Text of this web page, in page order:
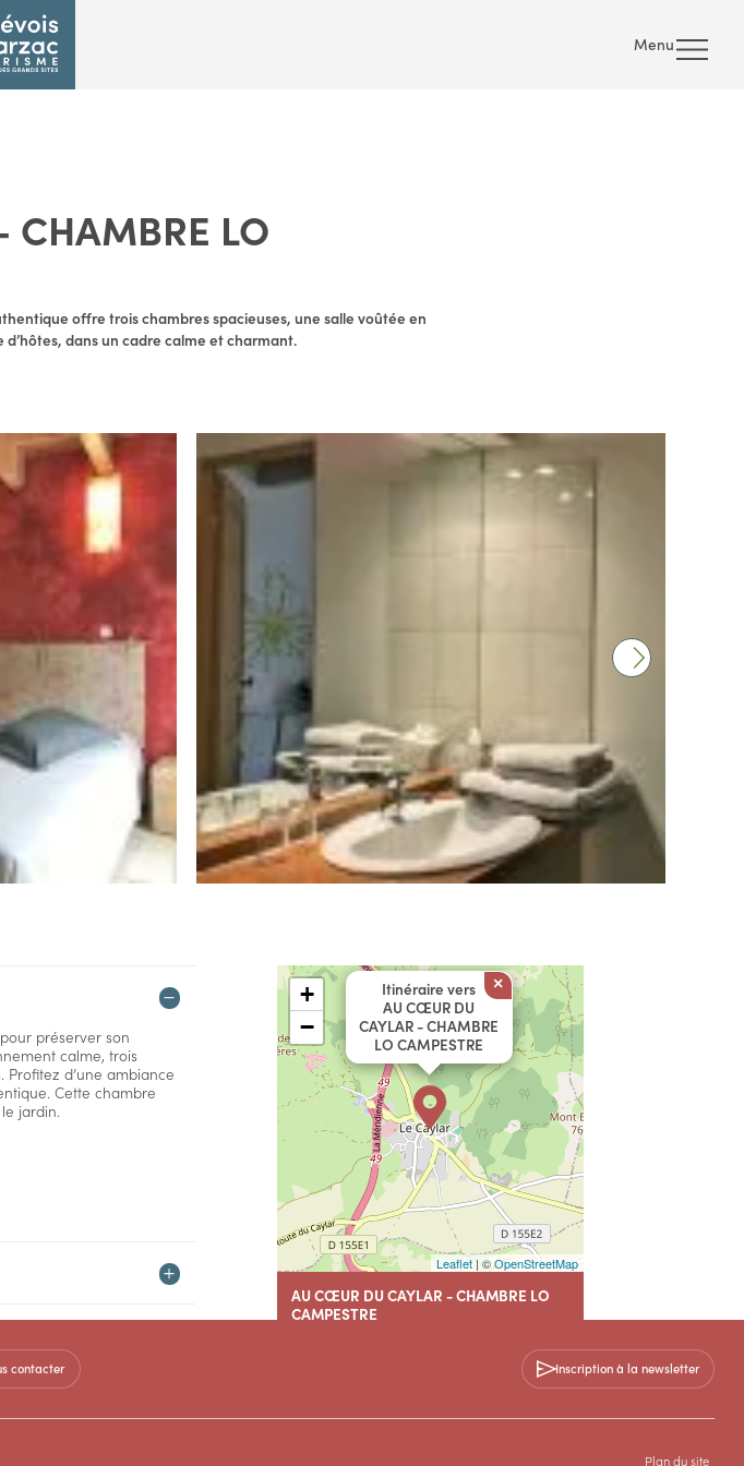
Menu
LO
offre trois chambres spacieuses, une salle voûtée en
dans un cadre calme et charmant.
préserver son
calme, trois
Profitez d’une ambiance
Cette chambre
jardin.
Itinéraire vers
AU CŒUR DU
CAYLAR - CHAMBRE
LO CAMPESTRE
×
+
−
Leaflet | ©OpenStreetMap
AU CŒUR DU CAYLAR - CHAMBRE LO
CAMPESTRE
contacter Inscription à la newsletter
Plan du site